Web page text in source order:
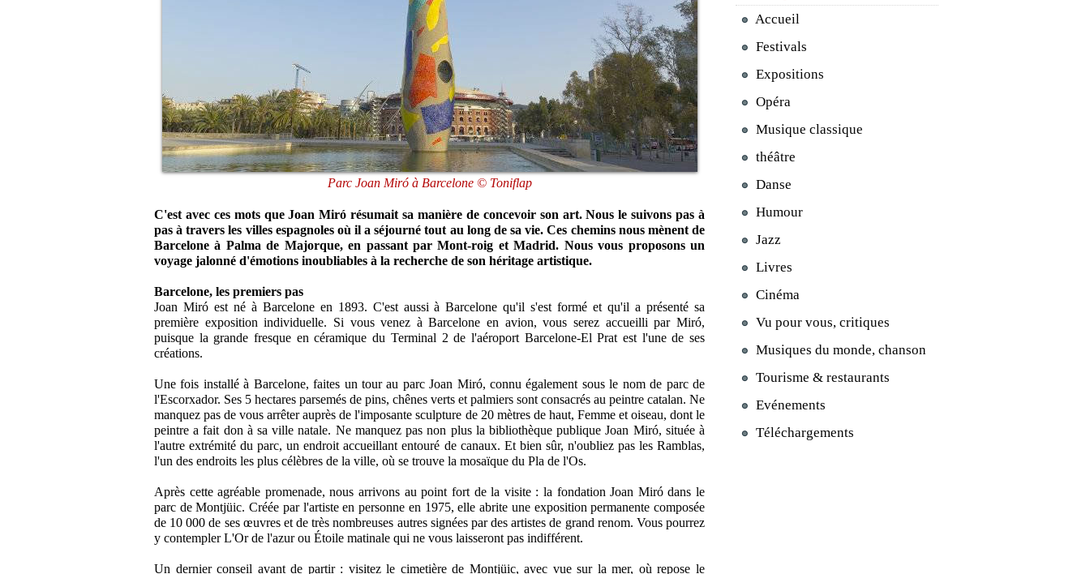
Parc Joan Miró à Barcelone © Toniflap
C'est avec ces mots que Joan Miró résumait sa manière de concevoir son art. Nous le suivons pas à
pas à travers les villes espagnoles où il a séjourné tout au long de sa vie. Ces chemins nous mènent de
Barcelone à Palma de Majorque, en passant par Mont-roig et Madrid. Nous vous proposons un
voyage jalonné d'émotions inoubliables à la recherche de son héritage artistique.
Barcelone, les premiers pas
Joan Miró est né à Barcelone en 1893. C'est aussi à Barcelone qu'il s'est formé et qu'il a présenté sa
première exposition individuelle. Si vous venez à Barcelone en avion, vous serez accueilli par Miró,
puisque la grande fresque en céramique du Terminal 2 de l'aéroport Barcelone-El Prat est l'une de ses
créations.
Une fois installé à Barcelone, faites un tour au parc Joan Miró, connu également sous le nom de parc de
l'Escorxador. Ses 5 hectares parsemés de pins, chênes verts et palmiers sont consacrés au peintre catalan. Ne
manquez pas de vous arrêter auprès de l'imposante sculpture de 20 mètres de haut, Femme et oiseau, dont le
peintre a fait don à sa ville natale. Ne manquez pas non plus la bibliothèque publique Joan Miró, située à
l'autre extrémité du parc, un endroit accueillant entouré de canaux. Et bien sûr, n'oubliez pas les Ramblas,
l'un des endroits les plus célèbres de la ville, où se trouve la mosaïque du Pla de l'Os.
Après cette agréable promenade, nous arrivons au point fort de la visite : la fondation Joan Miró dans le
parc de Montjüic. Créée par l'artiste en personne en 1975, elle abrite une exposition permanente composée
de 10 000 de ses œuvres et de très nombreuses autres signées par des artistes de grand renom. Vous pourrez
y contempler L'Or de l'azur ou Étoile matinale qui ne vous laisseront pas indifférent.
Un dernier conseil avant de partir : visitez le cimetière de Montjüic, avec vue sur la mer, où repose le
Accueil
Festivals
Expositions
Opéra
Musique classique
théâtre
Danse
Humour
Jazz
Livres
Cinéma
Vu pour vous, critiques
Musiques du monde, chanson
Tourisme & restaurants
Evénements
Téléchargements